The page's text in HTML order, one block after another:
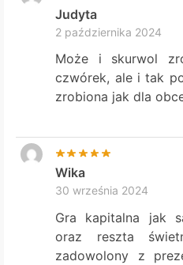
Judyta
2 października 2024
Może i skurwol
czwórek, ale i tak
zrobiona jak dla
Wika
30 września 2024
Gra kapitalna jak
oraz reszta
zadowolony z